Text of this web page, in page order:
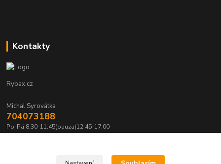
Kontakty
Rybax.cz
Michal Syrovátka
704073188
Po-Pá 8:30-11:45(pauza)12:45-17:00